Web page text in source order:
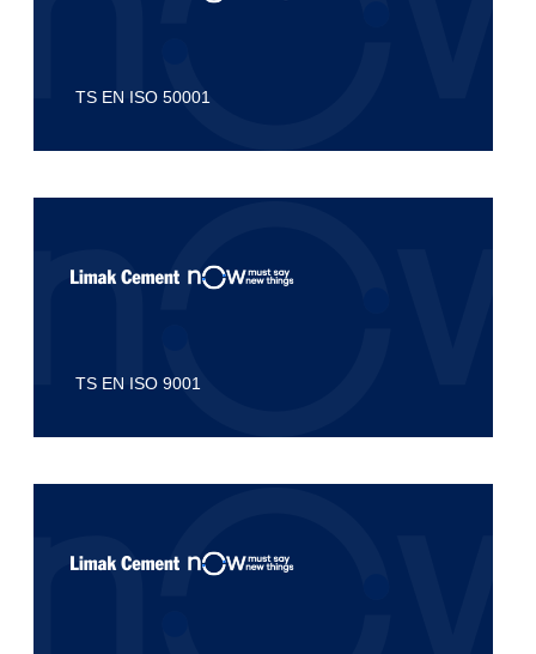
TS EN ISO 50001
TS EN ISO 9001